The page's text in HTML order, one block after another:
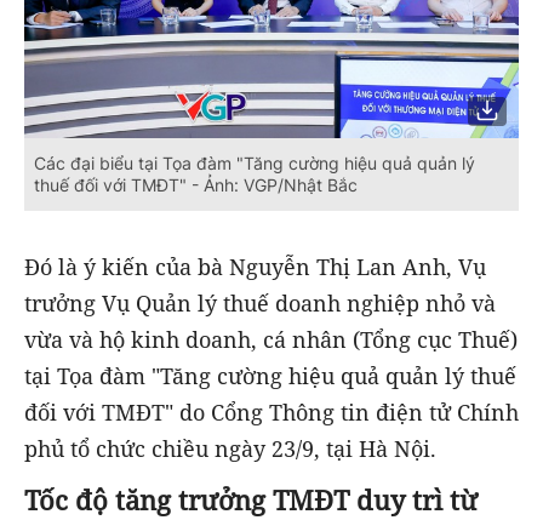
Các đại biểu tại Tọa đàm "Tăng cường hiệu quả quản lý
thuế đối với TMĐT" - Ảnh: VGP/Nhật Bắc
Đó là ý kiến của bà Nguyễn Thị Lan Anh, Vụ
trưởng Vụ Quản lý thuế doanh nghiệp nhỏ và
vừa và hộ kinh doanh, cá nhân (Tổng cục Thuế)
tại Tọa đàm "Tăng cường hiệu quả quản lý thuế
đối với TMĐT" do Cổng Thông tin điện tử Chính
phủ tổ chức chiều ngày 23/9, tại Hà Nội.
Tốc độ tăng trưởng TMĐT duy trì từ